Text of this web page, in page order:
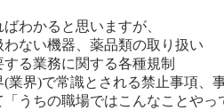
わかると思いますが、
い機器、薬品類の取り扱い
業務に関する各種規制
界)で常識とされる禁止事項、
「うちの職場ではこんなことや